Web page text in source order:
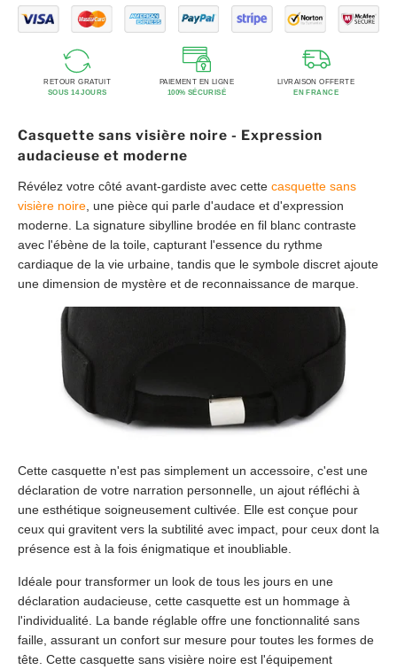
RETOUR GRATUIT
SOUS 14 JOURS
PAIEMENT EN LIGNE
100% SÉCURISÉ
LIVRAISON OFFERTE
EN FRANCE
Casquette sans visière noire - Expression
audacieuse et moderne
Révélez votre côté avant-gardiste avec cette casquette sans
visière noire , une pièce qui parle d'audace et d'expression
moderne. La signature sibylline brodée en fil blanc contraste
avec l'ébène de la toile, capturant l'essence du rythme
cardiaque de la vie urbaine, tandis que le symbole discret ajoute
une dimension de mystère et de reconnaissance de marque.
Cette casquette n'est pas simplement un accessoire, c'est une
déclaration de votre narration personnelle, un ajout réfléchi à
une esthétique soigneusement cultivée. Elle est conçue pour
ceux qui gravitent vers la subtilité avec impact, pour ceux dont la
présence est à la fois énigmatique et inoubliable.
Idéale pour transformer un look de tous les jours en une
déclaration audacieuse, cette casquette est un hommage à
l'individualité. La bande réglable offre une fonctionnalité sans
faille, assurant un confort sur mesure pour toutes les formes de
tête. Cette casquette sans visière noire est l'équipement